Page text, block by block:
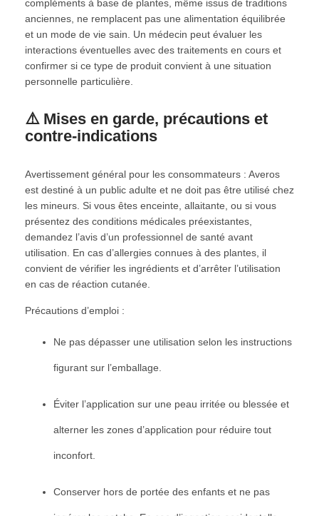
compléments à base de plantes, même issus de traditions
anciennes, ne remplacent pas une alimentation équilibrée
et un mode de vie sain. Un médecin peut évaluer les
interactions éventuelles avec des traitements en cours et
confirmer si ce type de produit convient à une situation
personnelle particulière.
⚠️ Mises en garde, précautions et
contre-indications
Avertissement général pour les consommateurs : Averos
est destiné à un public adulte et ne doit pas être utilisé chez
les mineurs. Si vous êtes enceinte, allaitante, ou si vous
présentez des conditions médicales préexistantes,
demandez l’avis d’un professionnel de santé avant
utilisation. En cas d’allergies connues à des plantes, il
convient de vérifier les ingrédients et d’arrêter l’utilisation
en cas de réaction cutanée.
Précautions d’emploi :
Ne pas dépasser une utilisation selon les instructions
figurant sur l’emballage.
Éviter l’application sur une peau irritée ou blessée et
alterner les zones d’application pour réduire tout
inconfort.
Conserver hors de portée des enfants et ne pas